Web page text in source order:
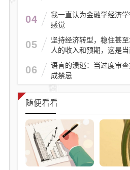
04
我一直认为金融学经济
感觉
05
坚持经济转型，稳住甚
人的收入和预期，这是
06
语言的溃逃：当过度审查
成禁忌
随便看看